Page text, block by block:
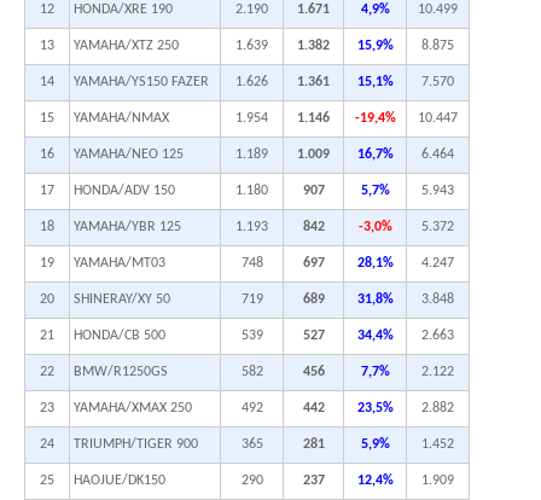
12 HONDA/XRE 190 2.190 1.671 4,9% 10.499
13 YAMAHA/XTZ 250 1.639 1.382 15,9% 8.875
14 YAMAHA/YS150 FAZER 1.626 1.361 15,1% 7.570
15 YAMAHA/NMAX 1.954 1.146 -19,4% 10.447
16 YAMAHA/NEO 125 1.189 1.009 16,7% 6.464
17 HONDA/ADV 150 1.180 907 5,7% 5.943
18 YAMAHA/YBR 125 1.193 842 -3,0% 5.372
19 YAMAHA/MT03 748 697 28,1% 4.247
20 SHINERAY/XY 50 719 689 31,8% 3.848
21 HONDA/CB 500 539 527 34,4% 2.663
22 BMW/R1250GS 582 456 7,7% 2.122
23 YAMAHA/XMAX 250 492 442 23,5% 2.882
24 TRIUMPH/TIGER 900 365 281 5,9% 1.452
25 HAOJUE/DK150 290 237 12,4% 1.909